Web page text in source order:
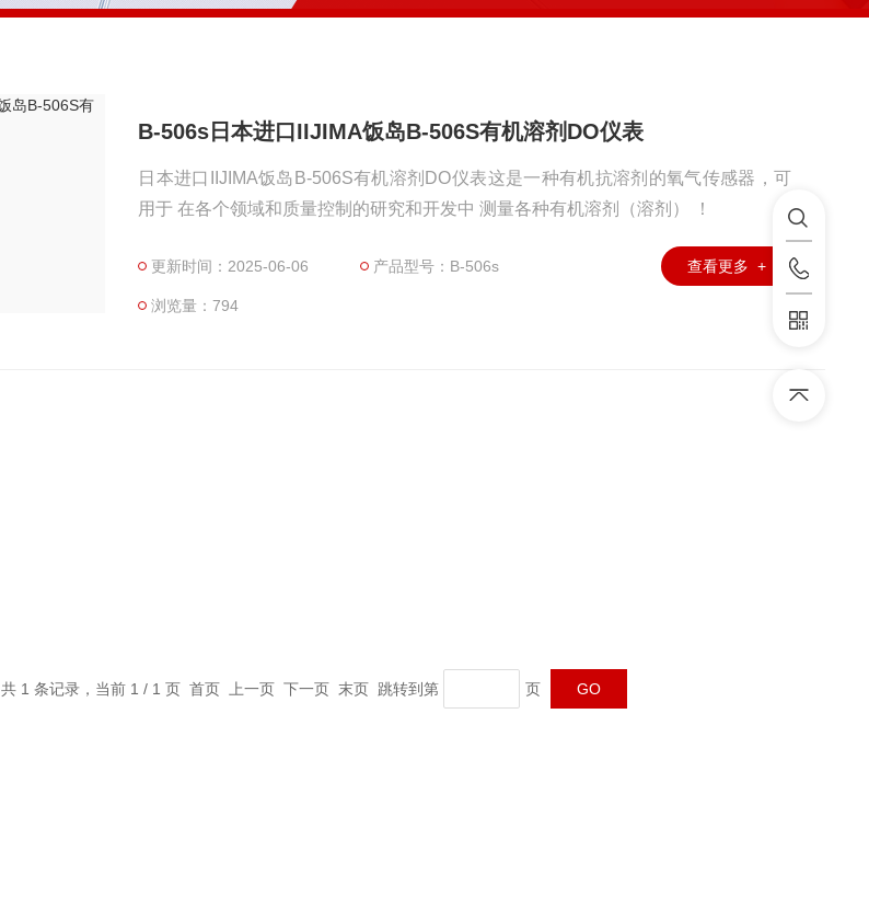
B-506s日本进口IIJIMA饭岛B-506S有机溶剂DO仪表
日本进口IIJIMA饭岛B-506S有机溶剂DO仪表这是一种有机抗溶剂的氧气传感器，可
用于 在各个领域和质量控制的研究和开发中 测量各种有机溶剂（溶剂） ！
更新时间：2025-06-06 产品型号：B-506s
浏览量：794
查看更多 +
共 1 条记录，当前 1 / 1 页 首页 上一页 下一页 末页 跳转到第 页